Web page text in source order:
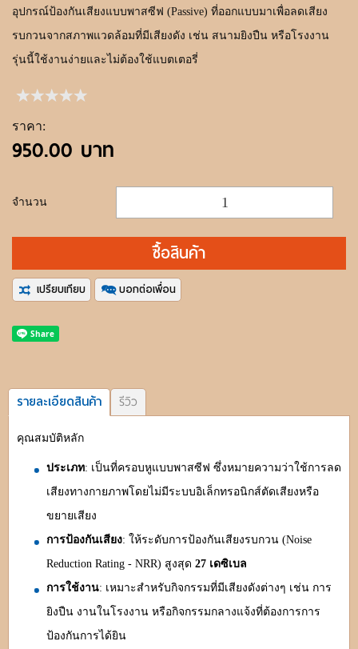
ติดต่อเรา
อุปกรณ์ป้องกันเสียงแบบพาสซีฟ (Passive) ที่ออกแบบมาเพื่อลดเสียง
รบกวนจากสภาพแวดล้อมที่มีเสียงดัง เช่น สนามยิงปืน หรือโรงงาน
รุ่นนี้ใช้งานง่ายและไม่ต้องใช้แบตเตอรี่
ราคา:
950.00 บาท
จำนวน
ซื้อสินค้า
เปรียบเทียบ บอกต่อเพื่อน
รายละเอียดสินค้า รีวิว
คุณสมบัติหลัก
ประเภท: เป็นที่ครอบหูแบบพาสซีฟ ซึ่งหมายความว่าใช้การลด
เสียงทางกายภาพโดยไม่มีระบบอิเล็กทรอนิกส์ตัดเสียงหรือ
ขยายเสียง
การป้องกันเสียง: ให้ระดับการป้องกันเสียงรบกวน (Noise
Reduction Rating - NRR) สูงสุด 27 เดซิเบล
การใช้งาน: เหมาะสำหรับกิจกรรมที่มีเสียงดังต่างๆ เช่น การ
ยิงปืน งานในโรงงาน หรือกิจกรรมกลางแจ้งที่ต้องการการ
ป้องกันการได้ยิน